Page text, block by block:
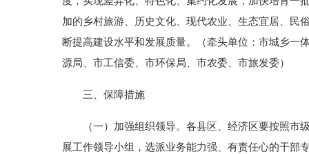
加的乡村旅游、历史文化、现代农业、生态宜居、
断提高建设水平和发展质量。（牵头单位：市城乡一
源局、市工信委、市环保局、市农委、市旅发委）
三、保障措施
（一）加强组织领导。各县区、经济区要按照市级
展工作领导小组，选派业务能力强、有责任心的干部